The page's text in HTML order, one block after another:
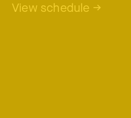
View schedule →